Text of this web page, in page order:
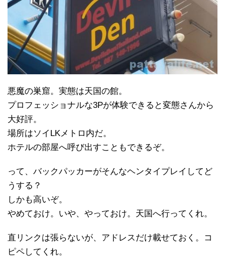
悪魔の巣窟。実態は天国の館。
プロフェッショナルな3Pが体験できると変態さんから
大好評。
場所はソイLKメトロ内だ。
ホテルの部屋へ呼び出すこともできるぞ。
って、バックパッカーがそんなヘンタイプレイしてど
うする？
しかも高いぞ。
やめておけ。いや、やっておけ。天国へ行ってくれ。
直リンクは張らないが、アドレスだけ載せておく。コ
ピペしてくれ。